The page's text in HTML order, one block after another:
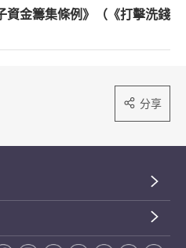
資金籌集條例》（《打擊洗錢
分享